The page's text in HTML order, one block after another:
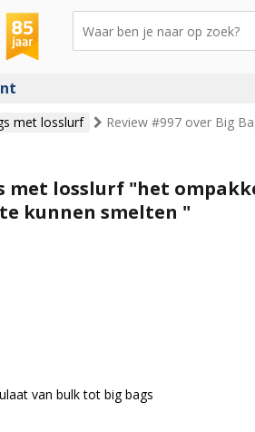
met losslurf Review #997 over Big
met losslurf "het
kunnen smelten "
van bulk tot big bags